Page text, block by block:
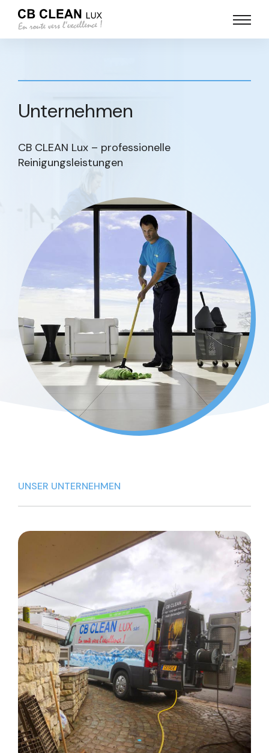
Unternehmen
CB CLEAN Lux – professionelle
Reinigungsleistungen
UNSER UNTERNEHMEN